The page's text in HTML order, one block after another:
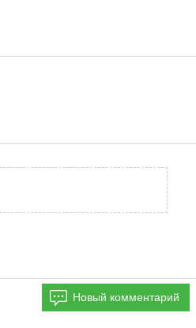
Новый комментарий